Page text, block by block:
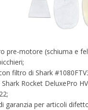
pre-motore (schiuma e
filtro di Shark
Shark Rocket DeluxePro
garanzia per articoli